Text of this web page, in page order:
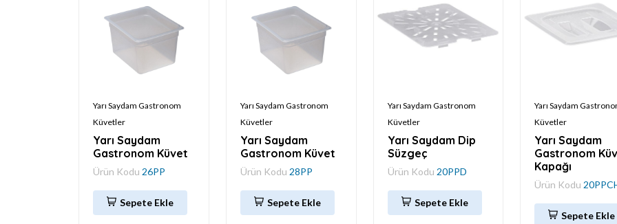
Yarı Saydam Gastronom
Küvetler
Yarı Saydam
Gastronom Küvet
Ürün Kodu 26PP
Sepete Ekle
Yarı Saydam Gastronom
Küvetler
Yarı Saydam
Gastronom Küvet
Ürün Kodu 28PP
Sepete Ekle
Yarı Saydam Gastronom
Küvetler
Yarı Saydam Dip
Süzgeç
Ürün Kodu 20PPD
Sepete Ekle
Yarı Saydam
Küvetler
Yarı Saydam
Gastronom
Kapağı
Ürün Kodu
Sepete Ekle